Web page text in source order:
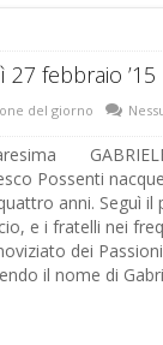
27 febbraio ’15
del giorno
GABRIELE
Possenti
anni. Seguì il
e i fratelli nei
dei
il nome di